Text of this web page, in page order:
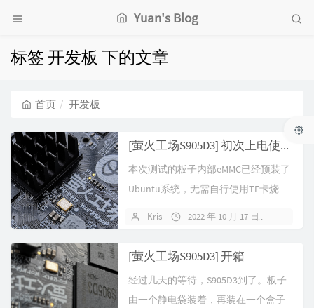
Yuan's Blog
标签 开发板 下的文章
首页 开发板
[萤火工场S905D3] 初次上电使用-SSH
本次测试的板子内部eMMC已经预装了
Ubuntu系统，无需自行使用TF卡烧
Kris 2022 年 10 月 17 日
[萤火工场S905D3] 开箱
经过几天的等待，S905D3到了。板子
由一个静电袋装着，再装在一个盒子